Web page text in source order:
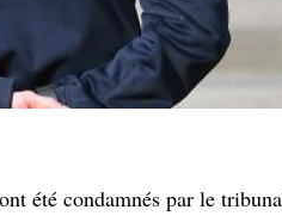
été condamnés par le